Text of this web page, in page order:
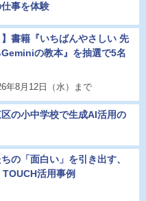
事を体験
】書籍『いちばんやさしい 先
の教本』を抽選で5名
8月12日（水）まで
の小中学校で生成AI活用の
の「面白い」を引き出す、
活用事例